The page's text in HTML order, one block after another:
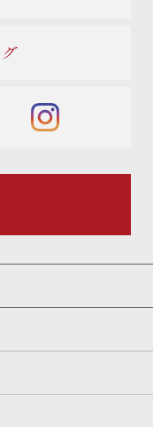
スタッフブログ
instagram